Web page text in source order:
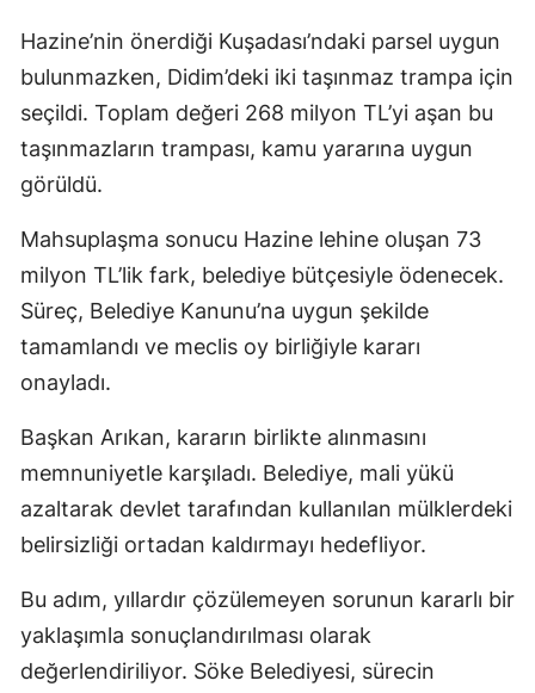
Hazine’nin önerdiği Kuşadası’ndaki parsel uygun
bulunmazken, Didim’deki iki taşınmaz trampa için
seçildi. Toplam değeri 268 milyon TL’yi aşan bu
taşınmazların trampası, kamu yararına uygun
görüldü.
Mahsuplaşma sonucu Hazine lehine oluşan 73
milyon TL’lik fark, belediye bütçesiyle ödenecek.
Süreç, Belediye Kanunu’na uygun şekilde
tamamlandı ve meclis oy birliğiyle kararı
onayladı.
Başkan Arıkan, kararın birlikte alınmasını
memnuniyetle karşıladı. Belediye, mali yükü
azaltarak devlet tarafından kullanılan mülklerdeki
belirsizliği ortadan kaldırmayı hedefliyor.
Bu adım, yıllardır çözülemeyen sorunun kararlı bir
yaklaşımla sonuçlandırılması olarak
değerlendiriliyor. Söke Belediyesi, sürecin